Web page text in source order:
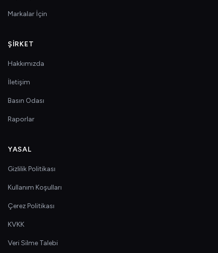
Markalar İçin
ŞIRKET
Hakkımızda
İletişim
Basın Odası
Raporlar
YASAL
Gizlilik Politikası
Kullanım Koşulları
Çerez Politikası
KVKK
Veri Silme Talebi